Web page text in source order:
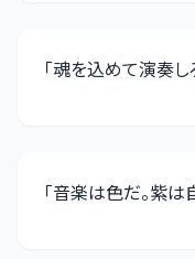
「魂を込めて演奏し
「音楽は色だ。紫は